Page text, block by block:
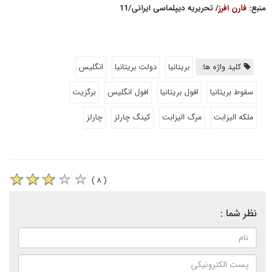
منبع: فارن افرز/ تحریریه دیپلماسی ایرانی/11
کلید واژه ها: بریتانیا دولت بریتانیا
انگلیس
سقوط بریتانیا
افول بریتانیا افول انگلیس
برگزیت
ملکه الیزابت
مرگ الیزابت کینگ چارلز چارلز
( ۸ )
نظر شما :